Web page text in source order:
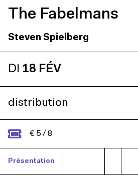
The Fabelmans
Steven Spielberg
DI 18 FÉV
distribution
€ 5 / 8
Présentation